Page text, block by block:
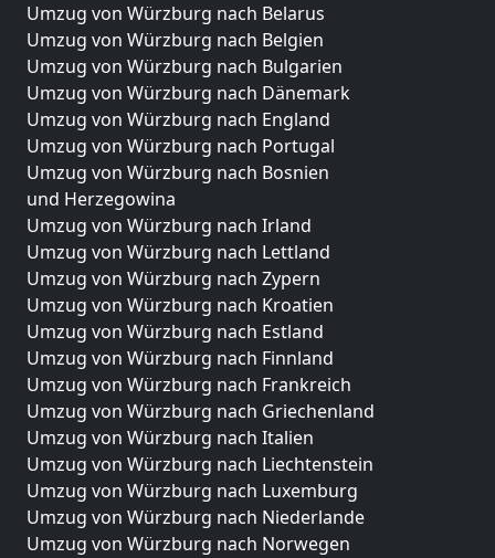
Umzug von Würzburg nach Belarus
Umzug von Würzburg nach Belgien
Umzug von Würzburg nach Bulgarien
Umzug von Würzburg nach Dänemark
Umzug von Würzburg nach England
Umzug von Würzburg nach Portugal
Umzug von Würzburg nach Bosnien
und Herzegowina
Umzug von Würzburg nach Irland
Umzug von Würzburg nach Lettland
Umzug von Würzburg nach Zypern
Umzug von Würzburg nach Kroatien
Umzug von Würzburg nach Estland
Umzug von Würzburg nach Finnland
Umzug von Würzburg nach Frankreich
Umzug von Würzburg nach Griechenland
Umzug von Würzburg nach Italien
Umzug von Würzburg nach Liechtenstein
Umzug von Würzburg nach Luxemburg
Umzug von Würzburg nach Niederlande
Umzug von Würzburg nach Norwegen